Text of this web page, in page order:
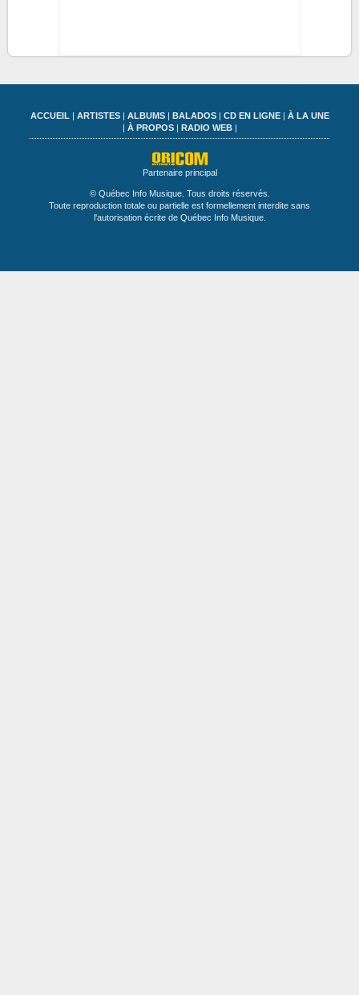
ACCUEIL | ARTISTES| ALBUMS| BALADOS| CD EN LIGNE| À LA UNE
| À PROPOS| RADIO WEB|
Partenaire principal
© Québec Info Musique. Tous droits réservés.
Toute reproduction totale ou partielle est formellement interdite sans
l'autorisation écrite de Québec Info Musique.